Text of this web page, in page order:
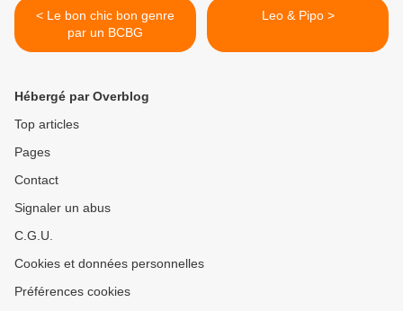
< Le bon chic bon genre
par un BCBG
Leo & Pipo >
Hébergé par Overblog
Top articles
Pages
Contact
Signaler un abus
C.G.U.
Cookies et données personnelles
Préférences cookies